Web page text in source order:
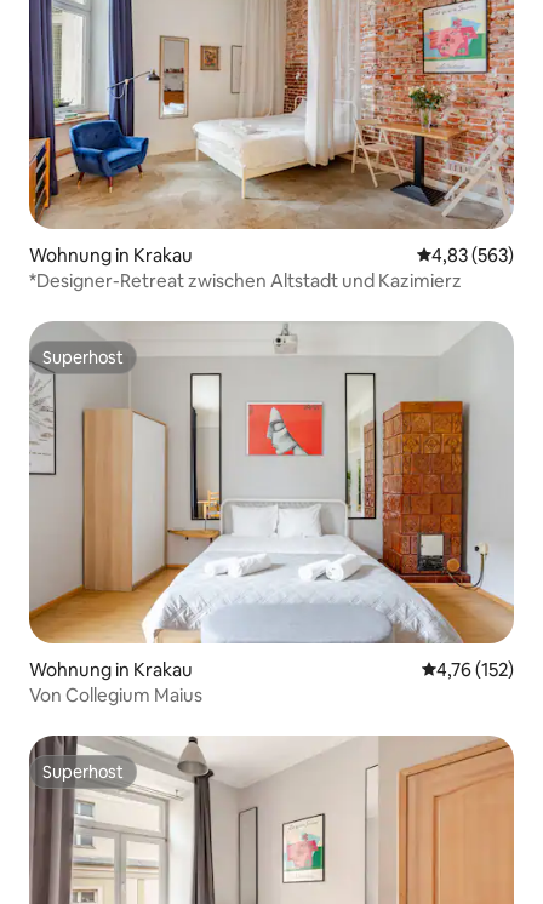
Wohnung in Krakau
4,83 (563)
*Designer-Retreat zwischen Altstadt und Kazimierz
Superhost
Superhost
Wohnung in Krakau
4,76 (152)
Von Collegium Maius
Superhost
Superhost